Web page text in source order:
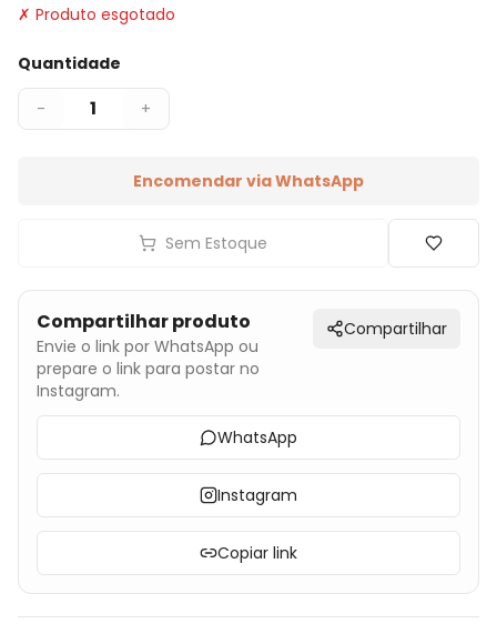
✗ Produto esgotado
Quantidade
- 1 +
Encomendar via WhatsApp
Sem Estoque
Compartilhar produto
Envie o link por WhatsApp ou
prepare o link para postar no
Instagram.
Compartilhar
WhatsApp
Instagram
Copiar link